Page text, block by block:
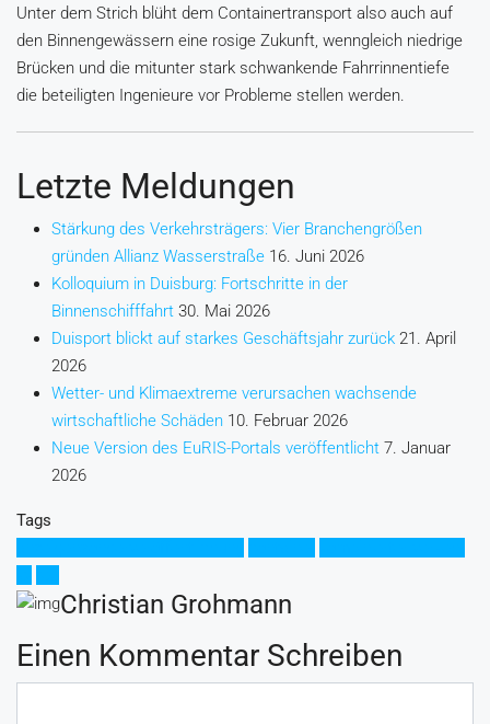
Unter dem Strich blüht dem Containertransport also auch auf
den Binnengewässern eine rosige Zukunft, wenngleich niedrige
Brücken und die mitunter stark schwankende Fahrrinnentiefe
die beteiligten Ingenieure vor Probleme stellen werden.
Letzte Meldungen
Stärkung des Verkehrsträgers: Vier Branchengrößen
gründen Allianz Wasserstraße 16. Juni 2026
Kolloquium in Duisburg: Fortschritte in der
Binnenschifffahrt 30. Mai 2026
Duisport blickt auf starkes Geschäftsjahr zurück 21. April
2026
Wetter- und Klimaextreme verursachen wachsende
wirtschaftliche Schäden 10. Februar 2026
Neue Version des EuRIS-Portals veröffentlicht 7. Januar
2026
Tags
Christian Grohmann
Einen Kommentar Schreiben